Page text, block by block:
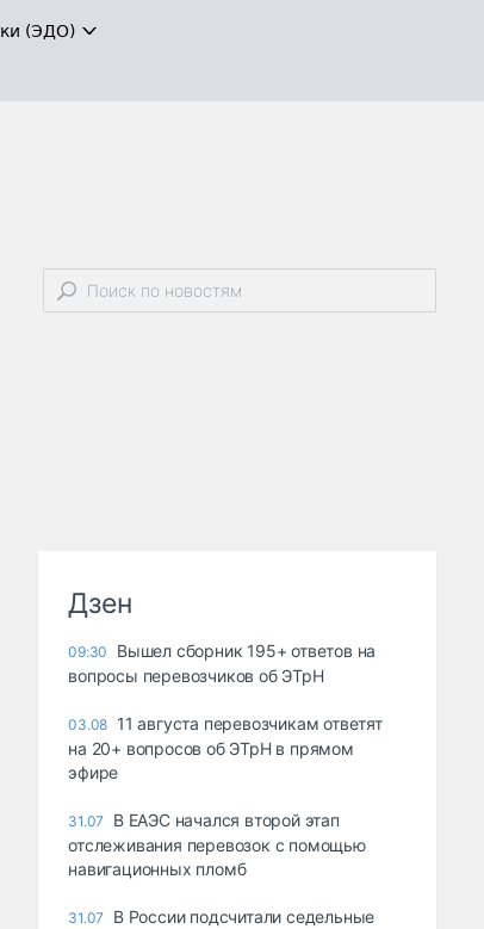
(ЭДО)
Дзен
09:30
Вышел сборник 195+ ответов на
вопросы перевозчиков об ЭТрН
03.08 11 августа перевозчикам ответят
на 20+ вопросов об ЭТрН в прямом
эфире
31.07
В ЕАЭС начался второй этап
отслеживания перевозок с помощью
навигационных пломб
31.07
В России подсчитали седельные